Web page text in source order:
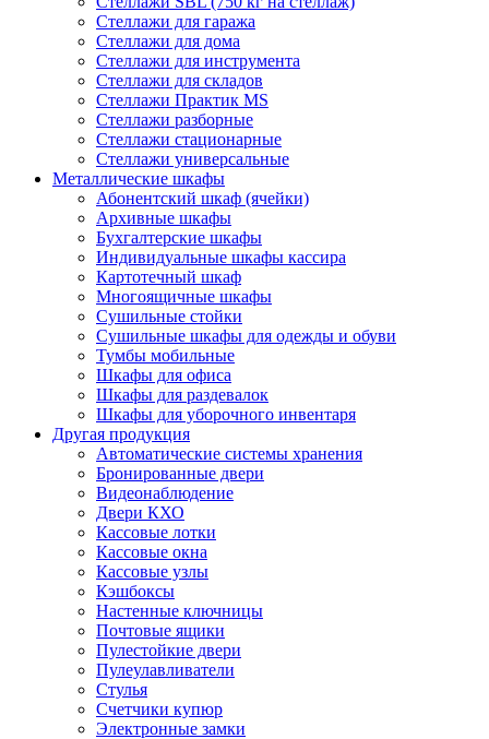
Стеллажи для гаража
Стеллажи для дома
Стеллажи для инструмента
Стеллажи для складов
Стеллажи Практик MS
Стеллажи разборные
Стеллажи стационарные
Стеллажи универсальные
Металлические шкафы
Абонентский шкаф (ячейки)
Архивные шкафы
Бухгалтерские шкафы
Индивидуальные шкафы кассира
Картотечный шкаф
Многоящичные шкафы
Сушильные стойки
Сушильные шкафы для одежды и обуви
Тумбы мобильные
Шкафы для офиса
Шкафы для раздевалок
Шкафы для уборочного инвентаря
Другая продукция
Автоматические системы хранения
Бронированные двери
Видеонаблюдение
Двери КХО
Кассовые лотки
Кассовые окна
Кассовые узлы
Кэшбоксы
Настенные ключницы
Почтовые ящики
Пулестойкие двери
Пулеулавливатели
Стулья
Счетчики купюр
Электронные замки